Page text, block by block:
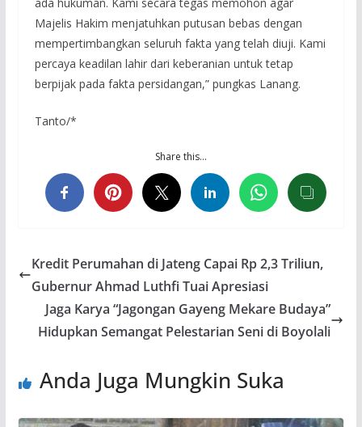
Majelis Hakim menjatuhkan putusan bebas dengan
mempertimbangkan seluruh fakta yang telah diuji. Kami
percaya keadilan lahir dari keberanian untuk tetap
berpijak pada fakta persidangan,” pungkas Lanang.
Tanto/*
Share this…
Kredit Perumahan di Jateng Capai Rp 2,3 Triliun,
Gubernur Ahmad Luthfi Tuai Apresiasi
Jaga Karya “Jagongan Gayeng Mekare Budaya”
Hidupkan Semangat Pelestarian Seni di Boyolali
Anda Juga Mungkin Suka